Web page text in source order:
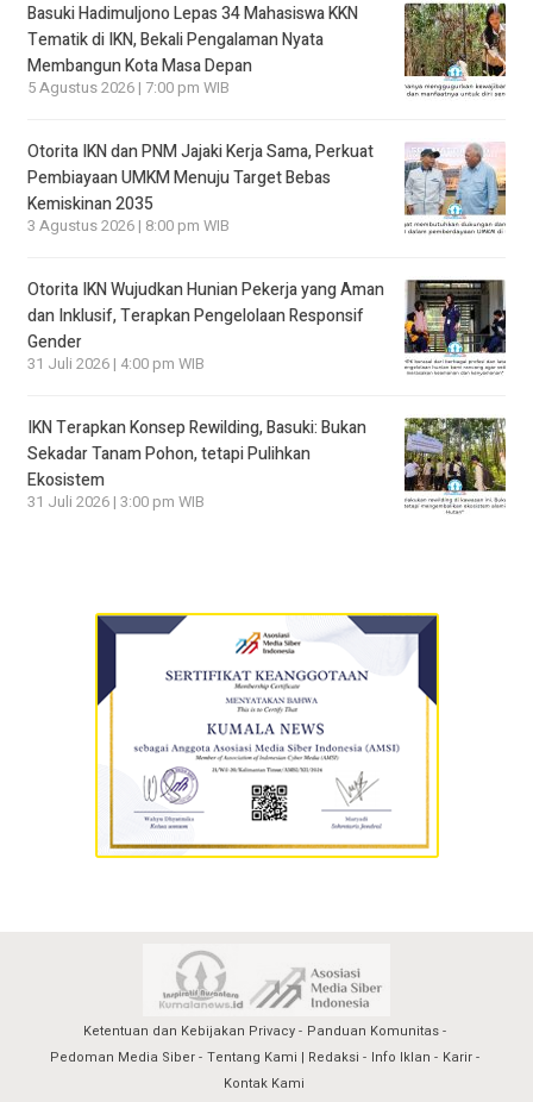
Basuki Hadimuljono Lepas 34 Mahasiswa KKN
Tematik di IKN, Bekali Pengalaman Nyata
Membangun Kota Masa Depan
5 Agustus 2026 | 7:00 pm WIB
Otorita IKN dan PNM Jajaki Kerja Sama, Perkuat
Pembiayaan UMKM Menuju Target Bebas
Kemiskinan 2035
3 Agustus 2026 | 8:00 pm WIB
Otorita IKN Wujudkan Hunian Pekerja yang Aman
dan Inklusif, Terapkan Pengelolaan Responsif
Gender
31 Juli 2026 | 4:00 pm WIB
IKN Terapkan Konsep Rewilding, Basuki: Bukan
Sekadar Tanam Pohon, tetapi Pulihkan
Ekosistem
31 Juli 2026 | 3:00 pm WIB
Ketentuan dan Kebijakan Privacy
Panduan Komunitas
Pedoman Media Siber
Tentang Kami | Redaksi Info Iklan
Karir
Kontak Kami